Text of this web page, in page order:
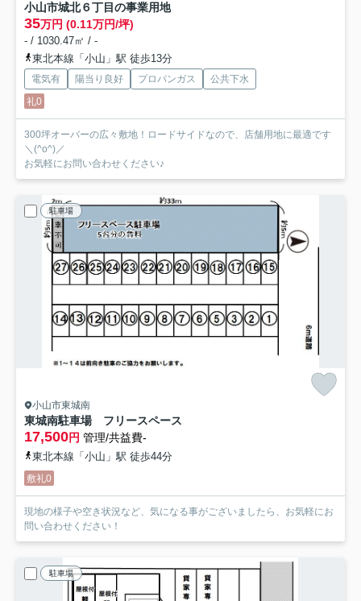
小山市城北６丁目の事業用地
35万円 (0.11万円/坪)
- / 1030.47㎡ / -
東北本線「小山」駅 徒歩13分
電気有 陽当り良好 プロパンガス
公共下水
礼0
300坪オーバーの広々敷地！ロードサイドなので、店舗用地に最適です
＼(^o^)／
お気軽にお問い合わせください♪
駐車場
小山市東城南
東城南駐車場 フリースペース
17,500円 管理/共益費-
東北本線「小山」駅 徒歩44分
敷礼0
現地の様子や空き状況など、気になる事がございましたら、お気軽にお
問い合わせください！
駐車場